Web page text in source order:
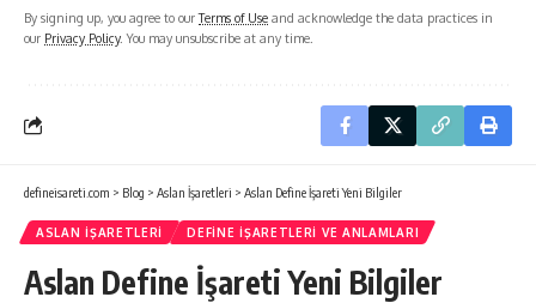
By signing up, you agree to ourTerms of Use and acknowledge the data practices in
our Privacy Policy. You may unsubscribe at any time.
defineisareti.com > Blog > Aslan İşaretleri > Aslan Define İşareti Yeni Bilgiler
ASLAN İŞARETLERI DEFINE İŞARETLERI VE ANLAMLARI
Aslan Define İşareti Yeni Bilgiler